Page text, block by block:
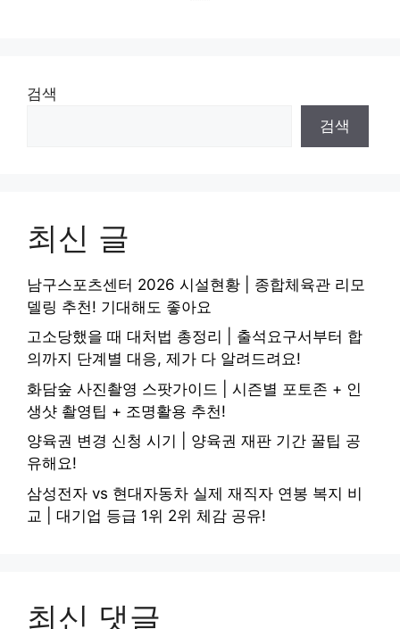
검색
검색
최신 글
남구스포츠센터 2026 시설현황 | 종합체육관 리모
델링 추천! 기대해도 좋아요
고소당했을 때 대처법 총정리 | 출석요구서부터 합
의까지 단계별 대응, 제가 다 알려드려요!
화담숲 사진촬영 스팟가이드 | 시즌별 포토존 + 인
생샷 촬영팁 + 조명활용 추천!
양육권 변경 신청 시기 | 양육권 재판 기간 꿀팁 공
유해요!
삼성전자 vs 현대자동차 실제 재직자 연봉 복지 비
교 | 대기업 등급 1위 2위 체감 공유!
최신 댓글